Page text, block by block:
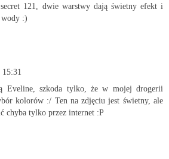
121, dwie warstwy dają świetny efekt i
:)
Eveline, szkoda tylko, że w mojej drogerii
kolorów :/ Ten na zdjęciu jest świetny, ale
chyba tylko przez internet :P